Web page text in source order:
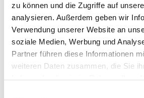
zu können und die Zugriffe auf
analysieren. Außerdem geben wir
Verwendung unserer Website an
soziale Medien, Werbung und
Partner führen diese Informationen
weiteren Daten zusammen, die Sie